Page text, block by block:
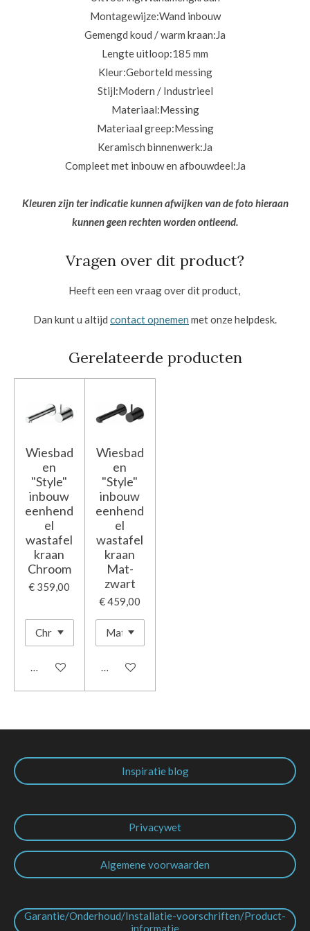
Montagewijze:Wand inbouw
Gemengd koud / warm kraan:Ja
Lengte uitloop:185 mm
Kleur:Geborteld messing
Stijl:Modern / Industrieel
Materiaal:Messing
Materiaal greep:Messing
Keramisch binnenwerk:Ja
Compleet met inbouw en afbouwdeel:Ja
Kleuren zijn ter indicatie kunnen afwijken van de foto hieraan
kunnen geen rechten worden ontleend.
Vragen over dit product?
Heeft een een vraag over dit product,
Dan kunt u altijd contact opnemen met onze helpdesk.
Gerelateerde producten
Wiesbad
en
"Style"
inbouw
eenhend
el
wastafel
kraan
Chroom
€ 359,00
In winkelwagen
Wiesbad
en
"Style"
inbouw
eenhend
el
wastafel
kraan
Mat-
zwart
€ 459,00
In winkelwagen
Inspiratie blog
Privacywet
Algemene voorwaarden
Garantie/Onderhoud/Installatie-voorschriften/Product-
informatie